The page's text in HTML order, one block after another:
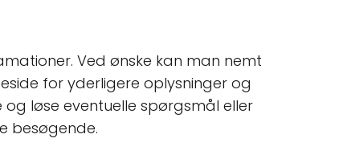
Ved ønske kan man nemt
for yderligere oplysninger og
løse eventuelle spørgsmål eller
besøgende.